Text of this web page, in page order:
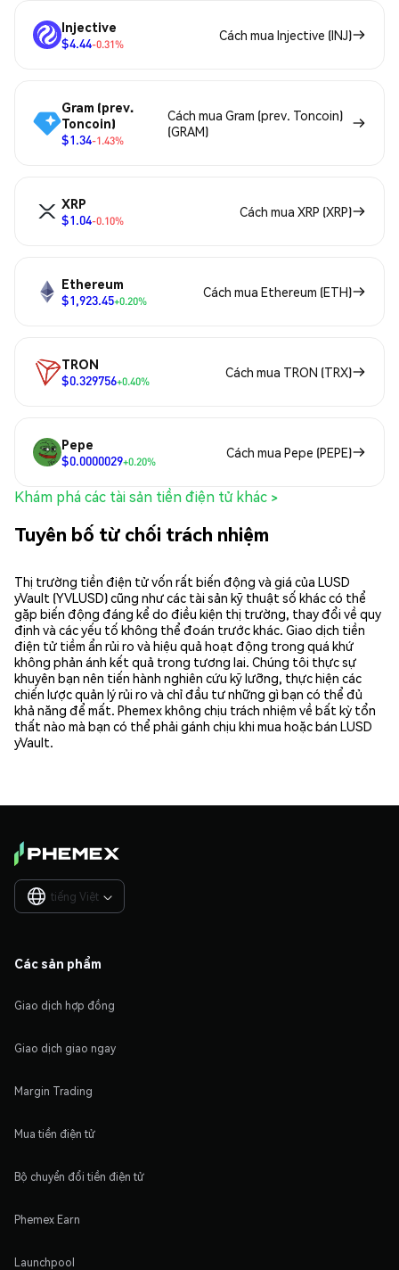
Injective
$4.44-0.31%
Cách mua Injective (INJ)
Gram (prev.
Toncoin)
$1.34-1.43%
Cách mua Gram (prev. Toncoin)
(GRAM)
XRP
$1.04-0.10%
Cách mua XRP (XRP)
Ethereum
$1,923.45+0.20%
Cách mua Ethereum (ETH)
TRON
$0.329756+0.40%
Cách mua TRON (TRX)
Pepe
$0.0000029+0.20%
Cách mua Pepe (PEPE)
Khám phá các tài sản tiền điện tử khác >
Tuyên bố từ chối trách nhiệm
Thị trường tiền điện tử vốn rất biến động và giá của LUSD
yVault (YVLUSD) cũng như các tài sản kỹ thuật số khác có thể
gặp biến động đáng kể do điều kiện thị trường, thay đổi về quy
định và các yếu tố không thể đoán trước khác. Giao dịch tiền
điện tử tiềm ẩn rủi ro và hiệu quả hoạt động trong quá khứ
không phản ánh kết quả trong tương lai. Chúng tôi thực sự
khuyên bạn nên tiến hành nghiên cứu kỹ lưỡng, thực hiện các
chiến lược quản lý rủi ro và chỉ đầu tư những gì bạn có thể đủ
khả năng để mất. Phemex không chịu trách nhiệm về bất kỳ tổn
thất nào mà bạn có thể phải gánh chịu khi mua hoặc bán LUSD
yVault.
tiếng Việt 
Các sản phẩm
Giao dịch hợp đồng
Giao dịch giao ngay
Margin Trading
Mua tiền điện tử
Bộ chuyển đổi tiền điện tử
Phemex Earn
Launchpool